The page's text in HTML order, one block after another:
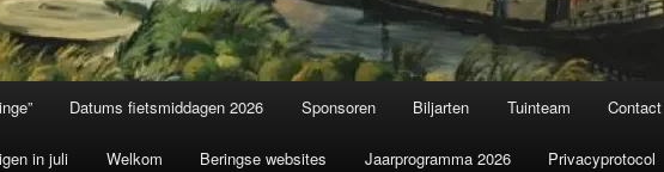
Datums fietsmiddagen 2026 Sponsoren Biljarten Tuinteam Contact
in juli Welkom Beringse websites Jaarprogramma 2026 Privacyprotocol